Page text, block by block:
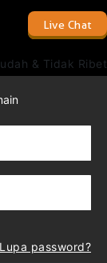
Live Chat
& Tidak
Lupa password?